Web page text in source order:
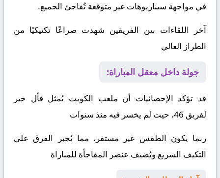
في مواجهة سيناريوهات غير متوقعة تُفاجئ الجميع.
آخر اللقاءات بين الفريقين شهدت صراعًا تكتيكيًا من
الطراز العالي
جولة داخل معقل المباراة:
قد تؤكد الإحصائيات أن ملعب الكويت يُمثل فأل خير
لفريق 46، حيث لم يخسر فيه منذ سنوات
ربما يكون الطقس غير مستقر، مما يُجبر الفرق على
التكيف السريع ويُضيف عنصر المفاجأة للمباراة